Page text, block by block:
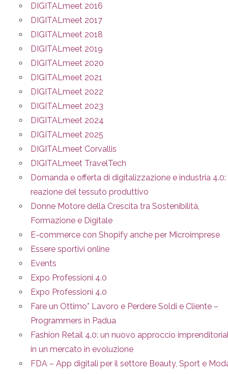
DIGITALmeet 2016
DIGITALmeet 2017
DIGITALmeet 2018
DIGITALmeet 2019
DIGITALmeet 2020
DIGITALmeet 2021
DIGITALmeet 2022
DIGITALmeet 2023
DIGITALmeet 2024
DIGITALmeet 2025
DIGITALmeet Corvallis
DIGITALmeet TravelTech
Domanda e offerta di digitalizzazione e industria 4.0:
reazione del tessuto produttivo
Donne Motore della Crescita tra Sostenibilità,
Formazione e Digitale
E-commerce con Shopify anche per Microimprese
Essere sportivi online
Events
Expo Professioni 4.0
Expo Professioni 4.0
Fare un Ottimo* Lavoro e Perdere Soldi e Cliente –
Programmers in Padua
Fashion Retail 4.0: un nuovo approccio
in un mercato in evoluzione
FDA – App digitali per il settore Beauty, Sport e